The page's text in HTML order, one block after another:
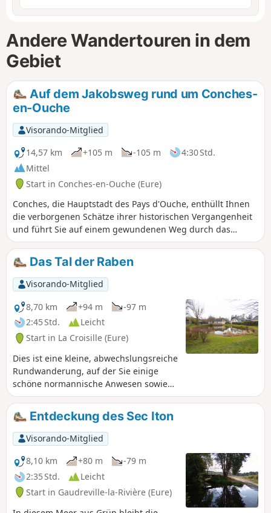
Andere Wandertouren in dem
Gebiet
Auf dem Jakobsweg rund um Conches-
en-Ouche
Visorando-Mitglied
14,57 km
+105 m -105 m
4:30 Std.
Mittel
Start in Conches-en-Ouche (Eure)
Conches, die Hauptstadt des Pays d'Ouche, enthüllt Ihnen
die verborgenen Schätze ihrer historischen Vergangenheit
und führt Sie auf einem gewundenen Weg durch das
geheimnisvolle Vallée du Rouloir, wo Sie die Frische seiner
Ufer und die hübschen Juwelen der normannischen
Landarchitektur entdecken können. Es ist die Erinnerung an
eine Normandie mit ganz und gar weiblicher Anmut und
einer sanften Landschaft, die dieses Land, das Jean de la
Varende so treffend beschrieben hat, dem Wanderer
hinterlässt.
Das Tal der Raben
Visorando-Mitglied
8,70 km
+94 m
-97 m
2:45 Std.
Leicht
Start in La Croisille (Eure)
Dies ist eine kleine, abwechslungsreiche
Rundwanderung, auf der Sie einige
schöne normannische Anwesen sowie
eine alte Kirche und einen
Bergbauerngasthof aus dem 13.
Jahrhundert entdecken können. Die
Hälfte der Strecke verläuft auf Asphalt,
die andere Hälfte auf Wegen. Diese
Wanderung ist nicht sehr schwierig,
auch wenn der Anstieg zur D830 die
Waden der Wanderer auf eine harte
Probe stellt!
Entdeckung des Sec Iton
Visorando-Mitglied
8,10 km
+80 m
-79 m
2:35 Std.
Leicht
Start in Gaudreville-la-Rivière (Eure)